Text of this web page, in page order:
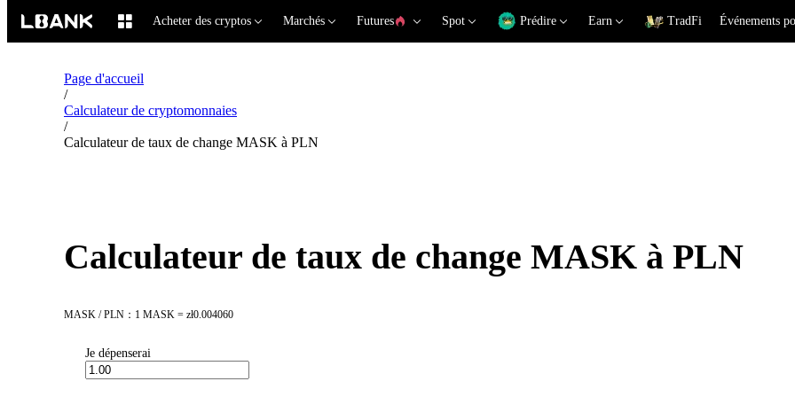
Acheter des cryptos Marchés Futures Spot Prédire Earn TradFi Événements
Page d'accueil
/
Calculateur de cryptomonnaies
/
Calculateur de taux de change MASK à PLN
Calculateur de taux de change MASK à PLN
MASK / PLN：1 MASK = zł0.004060
Je dépenserai